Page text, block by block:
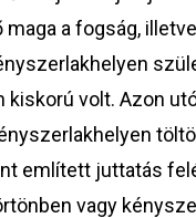
maga a fogság,
kiskorú volt. Azon
említett juttatás
vagy